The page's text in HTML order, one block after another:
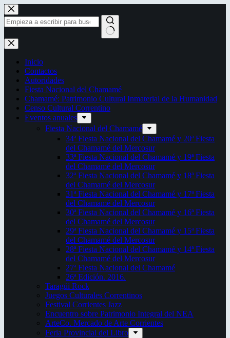
Saltar
al
contenido
Sin
resultados
Inicio
Contactos
Autoridades
Fiesta Nacional del Chamamé
Chamamé: Patrimonio Cultural Inmaterial de la Humanidad
Censo Cultural Correntino
Eventos anuales
Fiesta Nacional del Chamamé
34ª Fiesta Nacional del Chamamé y 20ª Fiesta
del Chamamé del Mercosur
33ª Fiesta Nacional del Chamamé y 19ª Fiesta
del Chamamé del Mercosur
32ª Fiesta Nacional del Chamamé y 18ª Fiesta
del Chamamé del Mercosur
31ª Fiesta Nacional del Chamamé y 17ª Fiesta
del Chamamé del Mercosur
30ª Fiesta Nacional del Chamamé y 16ª Fiesta
del Chamamé del Mercosur
29ª Fiesta Nacional del Chamamé y 15ª Fiesta
del Chamamé del Mercosur
28ª Fiesta Nacional del Chamamé y 14ª Fiesta
del Chamamé del Mercosur
27ª Fiesta Nacional del Chamamé
26ª Edición. 2016.
Taragüi Rock
Juegos Culturales Correntinos
Festival Corrientes Jazz
Encuentro sobre Patrimonio Integral del NEA
ArteCo. Mercado de Arte Corrientes
Feria Provincial del Libro